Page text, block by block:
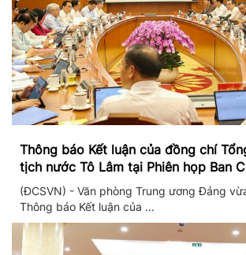
Thông báo Kết luận của đồng chí
tịch nước Tô Lâm tại Phiên họp Ban
ương thực hiện Nghị quyết 57
(ĐCSVN) - Văn phòng Trung ương Đảng
Thông báo Kết luận của ...